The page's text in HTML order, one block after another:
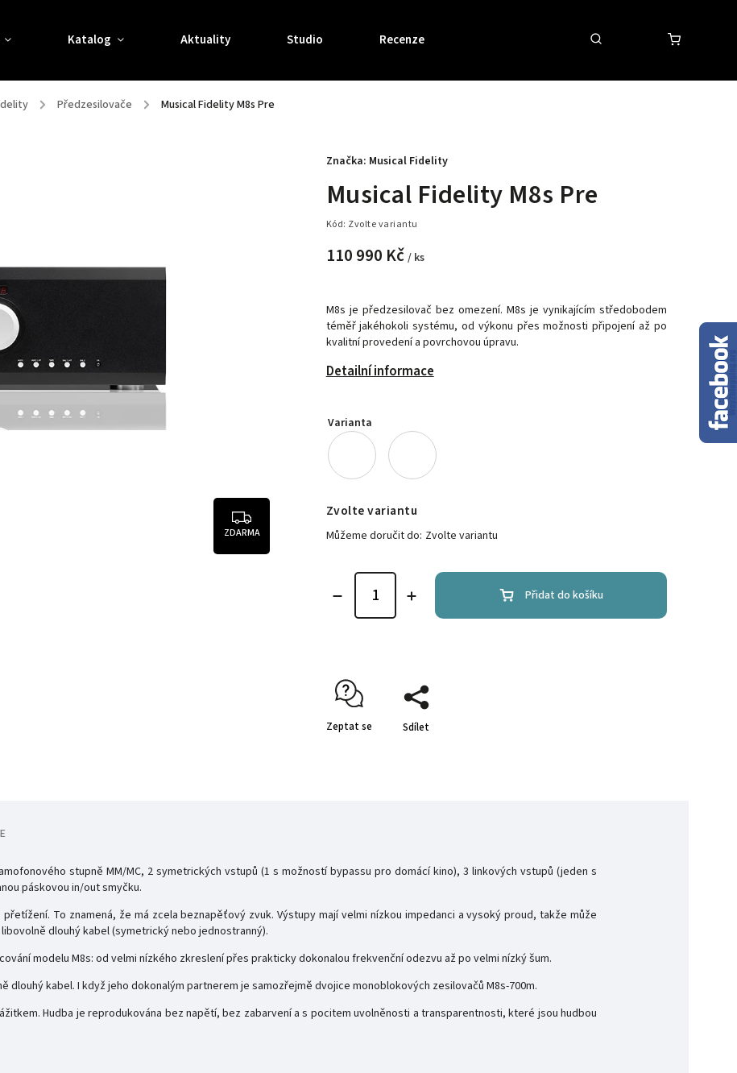
Katalog Aktuality Studio Recenze Kontakty
/ Předzesilovače / Musical Fidelity M8s Pre
ZDARMA
Musical Fidelity M8s Pre
Kód: Zvolte variantu
110 990 Kč / ks
M8s je předzesilovač bez omezení. M8s je vynikajícím středobodem
téměř jakéhokoli systému, od výkonu přes možnosti připojení až po
kvalitní provedení a povrchovou úpravu.
Detailní informace
Značka: Musical Fidelity
Varianta
Zvolte variantu
Můžeme doručit do: Zvolte variantu
Přidat do košíku
Zeptat se Sdílet
stupně MM/MC, 2 symetrických vstupů (1 s možností bypassu pro domácí kino), 3 linkových vstupů (jeden s
páskovou in/out smyčku.
To znamená, že má zcela beznapěťový zvuk. Výstupy mají velmi nízkou impedanci a vysoký proud, takže může
dlouhý kabel (symetrický nebo jednostranný).
modelu M8s: od velmi nízkého zkreslení přes prakticky dokonalou frekvenční odezvu až po velmi nízký šum.
kabel. I když jeho dokonalým partnerem je samozřejmě dvojice monoblokových zesilovačů M8s-700m.
Hudba je reprodukována bez napětí, bez zabarvení a s pocitem uvolněnosti a transparentnosti, které jsou hudbou